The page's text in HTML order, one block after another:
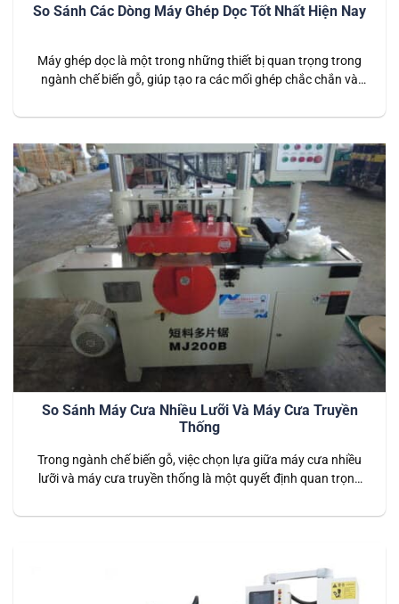
So Sánh Các Dòng Máy Ghép Dọc Tốt Nhất Hiện Nay
Máy ghép dọc là một trong những thiết bị quan trọng trong
ngành chế biến gỗ, giúp tạo ra các mối ghép chắc chắn và
nâng cao hiệu suất sản xuất mà còn đảm bảo chất lượng sản
So Sánh Máy Cưa Nhiều Lưỡi Và Máy Cưa Truyền
Thống
Trong ngành chế biến gỗ, việc chọn lựa giữa máy cưa nhiều
lưỡi và máy cưa truyền thống là một quyết định quan trọng
chi phí vận hành. Bài viết này sẽ phân tích chi tiết các ưu